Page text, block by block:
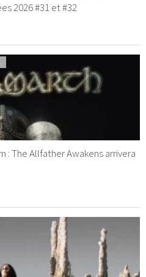
2026 #31 et #32
: The Allfather Awakens arrivera